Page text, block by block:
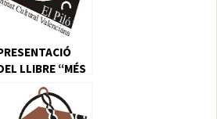
LLIBRE “MÉS
ALLÀ DE LA
FOSCOR”